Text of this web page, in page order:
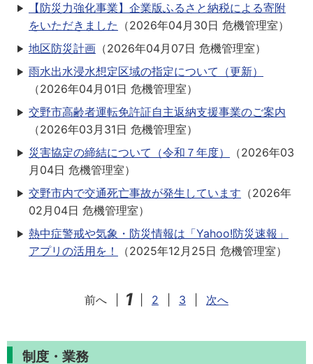
【防災力強化事業】企業版ふるさと納税による寄附
をいただきました （2026年04月30日 危機管理室）
地区防災計画 （2026年04月07日 危機管理室）
雨水出水浸水想定区域の指定について（更新）
（2026年04月01日 危機管理室）
交野市高齢者運転免許証自主返納支援事業のご案内
（2026年03月31日 危機管理室）
災害協定の締結について（令和７年度）
（2026年03
月04日 危機管理室）
交野市内で交通死亡事故が発生しています （2026年
02月04日 危機管理室）
熱中症警戒や気象・防災情報は「Yahoo!防災速報」
アプリの活用を！
（2025年12月25日 危機管理室）
前へ 1 2 3 次へ
制度・業務